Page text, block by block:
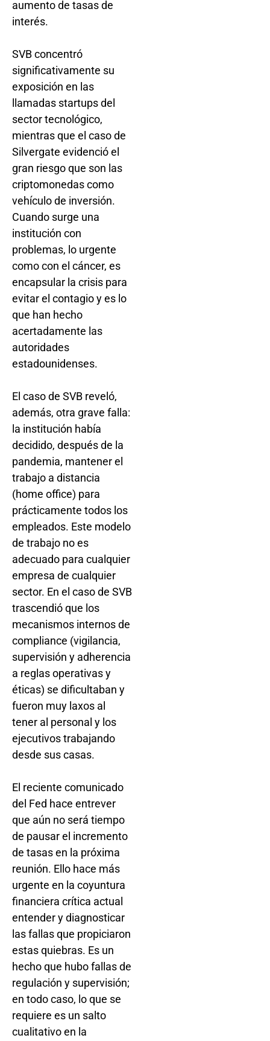
aumento de tasas de
interés.
SVB concentró
significativamente su
exposición en las
llamadas startups del
sector tecnológico,
mientras que el caso de
Silvergate evidenció el
gran riesgo que son las
criptomonedas como
vehículo de inversión.
Cuando surge una
institución con
problemas, lo urgente
como con el cáncer, es
encapsular la crisis para
evitar el contagio y es lo
que han hecho
acertadamente las
autoridades
estadounidenses.
El caso de SVB reveló,
además, otra grave falla:
la institución había
decidido, después de la
pandemia, mantener el
trabajo a distancia
(home office) para
prácticamente todos los
empleados. Este modelo
de trabajo no es
adecuado para cualquier
empresa de cualquier
sector. En el caso de SVB
trascendió que los
mecanismos internos de
compliance (vigilancia,
supervisión y adherencia
a reglas operativas y
éticas) se dificultaban y
fueron muy laxos al
tener al personal y los
ejecutivos trabajando
desde sus casas.
El reciente comunicado
del Fed hace entrever
que aún no será tiempo
de pausar el incremento
de tasas en la próxima
reunión. Ello hace más
urgente en la coyuntura
financiera crítica actual
entender y diagnosticar
las fallas que propiciaron
estas quiebras. Es un
hecho que hubo fallas de
regulación y supervisión;
en todo caso, lo que se
requiere es un salto
cualitativo en la